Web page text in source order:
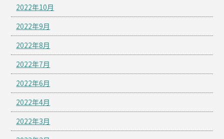
2022年10月
2022年9月
2022年8月
2022年7月
2022年6月
2022年4月
2022年3月